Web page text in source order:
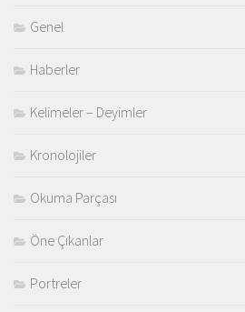
Genel
Haberler
Kelimeler – Deyimler
Kronolojiler
Okuma Parçası
Öne Çıkanlar
Portreler